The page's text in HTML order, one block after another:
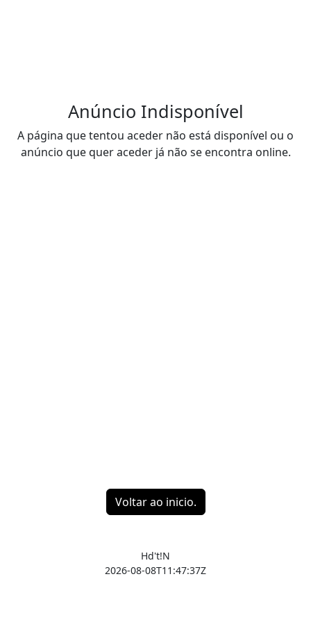
Anúncio Indisponível
A página que tentou aceder não está disponível ou o
anúncio que quer aceder já não se encontra online.
Voltar ao inicio.
Hd't!N
2026-08-08T11:47:37Z